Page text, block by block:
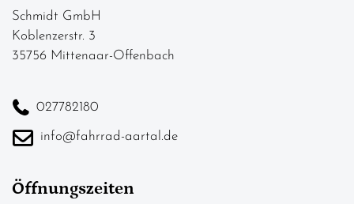
Schmidt GmbH
Koblenzerstr. 3
35756 Mittenaar-Offenbach
027782180
info@fahrrad-aartal.de
Öffnungszeiten